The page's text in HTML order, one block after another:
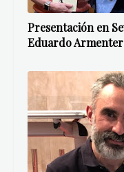
Presentación en
Eduardo